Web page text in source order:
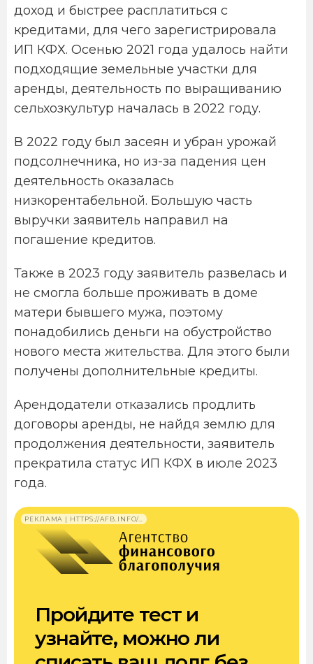
доход и быстрее расплатиться с
кредитами, для чего зарегистрировала
ИП КФХ. Осенью 2021 года удалось найти
подходящие земельные участки для
аренды, деятельность по выращиванию
сельхозкультур началась в 2022 году.
В 2022 году был засеян и убран урожай
подсолнечника, но из-за падения цен
деятельность оказалась
низкорентабельной. Большую часть
выручки заявитель направил на
погашение кредитов.
Также в 2023 году заявитель развелась и
не смогла больше проживать в доме
матери бывшего мужа, поэтому
понадобились деньги на обустройство
нового места жительства. Для этого были
получены дополнительные кредиты.
Арендодатели отказались продлить
договоры аренды, не найдя землю для
продолжения деятельности, заявитель
прекратила статус ИП КФХ в июле 2023
года.
РЕКЛАМА | HTTPS://AFB.INFO/…
Пройдите тест и
узнайте, можно ли